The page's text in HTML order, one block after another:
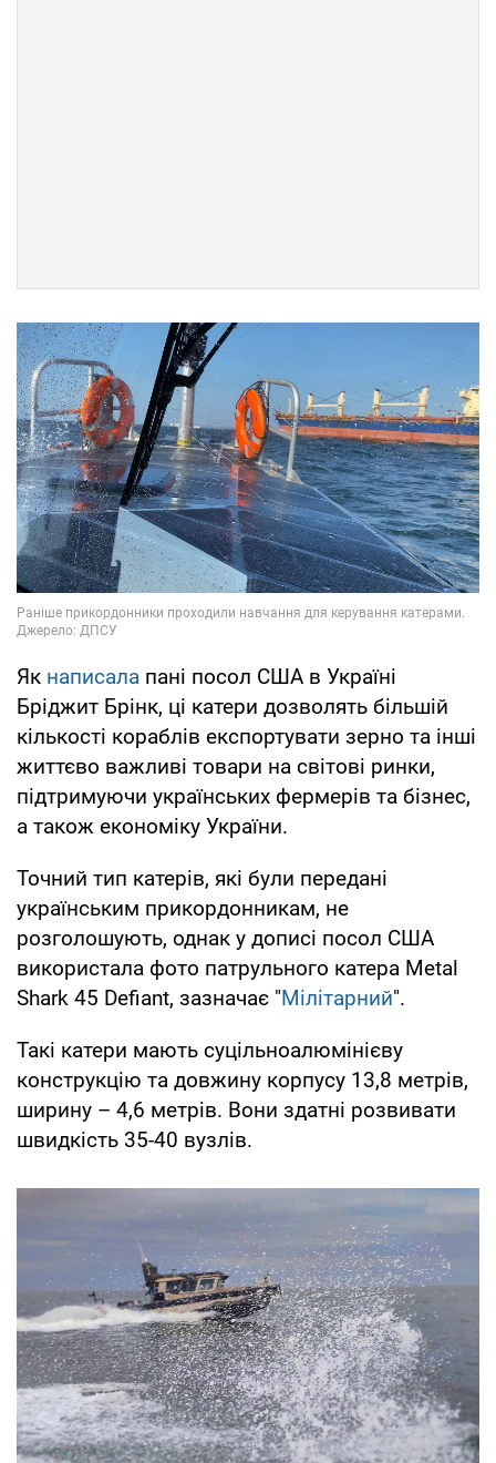
Як написала пані посол США в Україні
Бріджит Брінк, ці катери дозволять більшій
кількості кораблів експортувати зерно та інші
життєво важливі товари на світові ринки,
підтримуючи українських фермерів та бізнес,
а також економіку України.
Точний тип катерів, які були передані
українським прикордонникам, не
розголошують, однак у дописі посол США
використала фото патрульного катера Metal
Shark 45 Defiant, зазначає "Мілітарний".
Такі катери мають суцільноалюмінієву
конструкцію та довжину корпусу 13,8 метрів,
ширину – 4,6 метрів. Вони здатні розвивати
швидкість 35-40 вузлів.